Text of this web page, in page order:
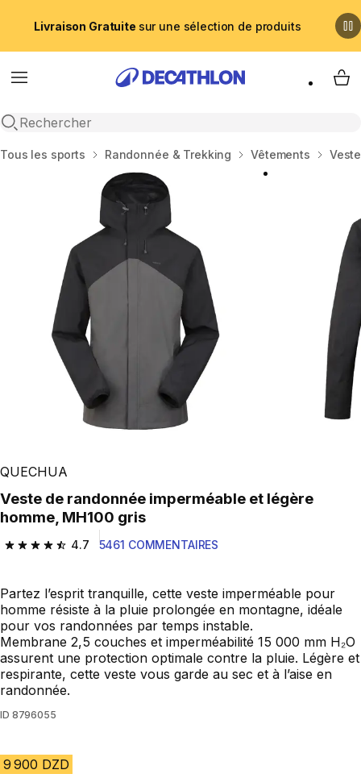
Livraison Gratuite sur une sélection de produits
Menu
Recherche ouverte
My
Accueil
Tous les sports Randonnée & Trekking Vêtements
QUECHUA
Veste de randonnée imperméable et légère
homme, MH100 gris
4.7
4.7 out of 5 stars from 5461 reviews
5461 COMMENTAIRES
Partez l’esprit tranquille, cette veste imperméable pour
homme résiste à la pluie prolongée en montagne, idéale
pour vos randonnées par temps instable.
Membrane 2,5 couches et imperméabilité 15 000 mm H₂O
assurent une protection optimale contre la pluie. Légère et
respirante, cette veste vous garde au sec et à l’aise en
randonnée.
ID 8796055
9 900 DZD